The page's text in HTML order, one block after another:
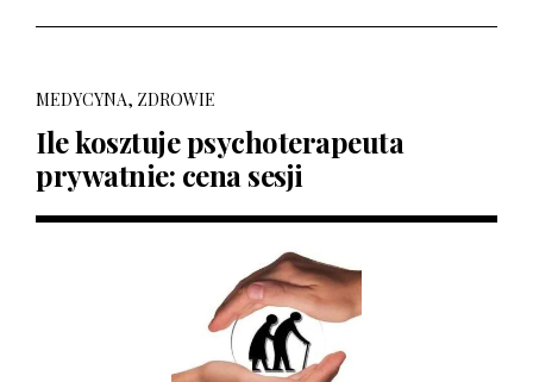
MEDYCYNA, ZDROWIE
Ile kosztuje psychoterapeuta
prywatnie: cena sesji